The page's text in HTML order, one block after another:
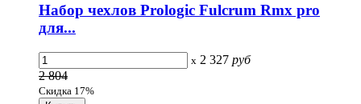
Набор чехлов Prologic Fulcrum Rmx pro
для...
x 2 327 руб
2 804
Скидка 17%